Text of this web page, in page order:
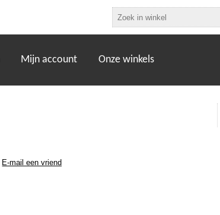
Mijn account Onze winkels